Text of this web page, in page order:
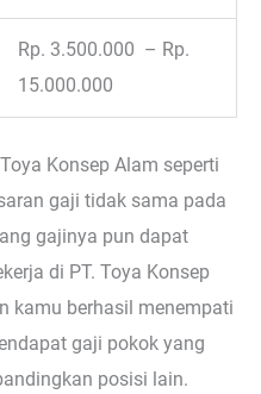
Rp. 3.500.000 – Rp.
15.000.000
Konsep Alam seperti
gaji tidak sama pada
gajinya pun dapat
di PT. Toya Konsep
kamu berhasil menempati
gaji pokok yang
posisi lain.